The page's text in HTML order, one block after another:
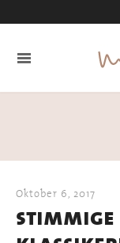
Oktober 6, 2017